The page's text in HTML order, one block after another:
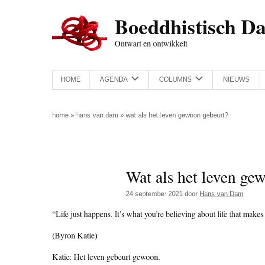
Boeddhistisch
Ontwart en ontwikkelt
HOME AGENDA COLUMNS NIEUWS
home » hans van dam » wat als het leven gewoon gebeurt?
Wat als het leven
24 september 2021 door Hans van Dam
“Life just happens. It’s what you’re believing about life that
(Byron Katie)
Katie: Het leven gebeurt gewoon.